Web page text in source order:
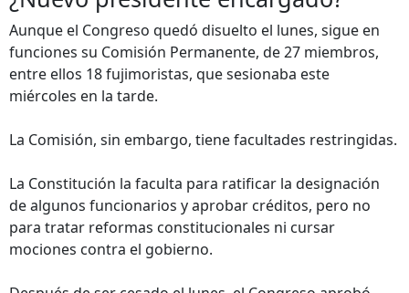
Aunque el Congreso quedó disuelto el lunes, sigue en
funciones su Comisión Permanente, de 27 miembros,
entre ellos 18 fujimoristas, que sesionaba este
miércoles en la tarde.
La Comisión, sin embargo, tiene facultades restringidas.
La Constitución la faculta para ratificar la designación
de algunos funcionarios y aprobar créditos, pero no
para tratar reformas constitucionales ni cursar
mociones contra el gobierno.